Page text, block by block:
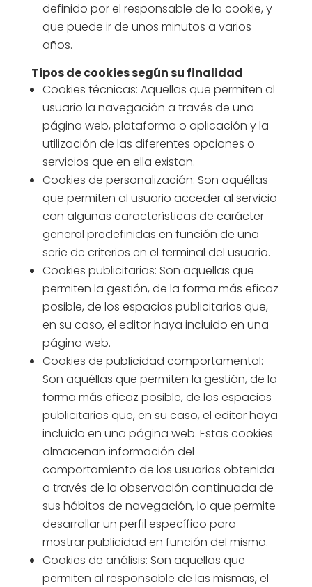
definido por el responsable de la cookie, y
que puede ir de unos minutos a varios
años.
Tipos de cookies según su finalidad
Cookies técnicas: Aquellas que permiten al
usuario la navegación a través de una
página web, plataforma o aplicación y la
utilización de las diferentes opciones o
servicios que en ella existan.
Cookies de personalización: Son aquéllas
que permiten al usuario acceder al servicio
con algunas características de carácter
general predefinidas en función de una
serie de criterios en el terminal del usuario.
Cookies publicitarias: Son aquellas que
permiten la gestión, de la forma más eficaz
posible, de los espacios publicitarios que,
en su caso, el editor haya incluido en una
página web.
Cookies de publicidad comportamental:
Son aquéllas que permiten la gestión, de la
forma más eficaz posible, de los espacios
publicitarios que, en su caso, el editor haya
incluido en una página web. Estas cookies
almacenan información del
comportamiento de los usuarios obtenida
a través de la observación continuada de
sus hábitos de navegación, lo que permite
desarrollar un perfil específico para
mostrar publicidad en función del mismo.
Cookies de análisis: Son aquellas que
permiten al responsable de las mismas, el